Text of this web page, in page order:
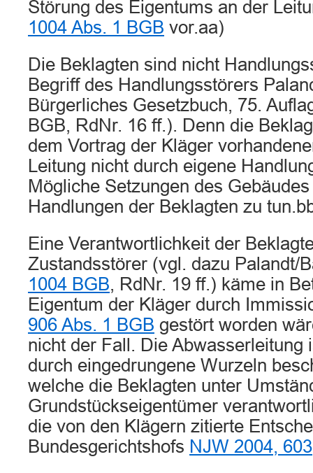
Störung des Eigentums an der
1004 Abs. 1 BGB vor.aa)
Die Beklagten sind nicht
Begriff des Handlungsstörers
Bürgerliches Gesetzbuch, 75.
BGB, RdNr. 16 ff.). Denn die
dem Vortrag der Kläger
Leitung nicht durch eigene
Mögliche Setzungen des
Handlungen der Beklagten zu
Eine Verantwortlichkeit der
Zustandsstörer (vgl. dazu Palandt/
1004 BGB, RdNr. 19 ff.) käme in
Eigentum der Kläger durch
906 Abs. 1 BGB gestört worden
nicht der Fall. Die Abwasserleitung
durch eingedrungene Wurzeln
welche die Beklagten unter
Grundstückseigentümer
die von den Klägern zitierte
Bundesgerichtshofs NJW 2004, 603